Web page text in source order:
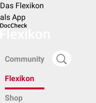
Das Flexikon
als App
Community
Flexikon
Shop